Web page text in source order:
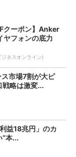
クーポン】Anker
ヤフォンの底力
ジネスオンライン)
市場7割が大ピ
戦略は激変...
益18兆円」のカ
本...